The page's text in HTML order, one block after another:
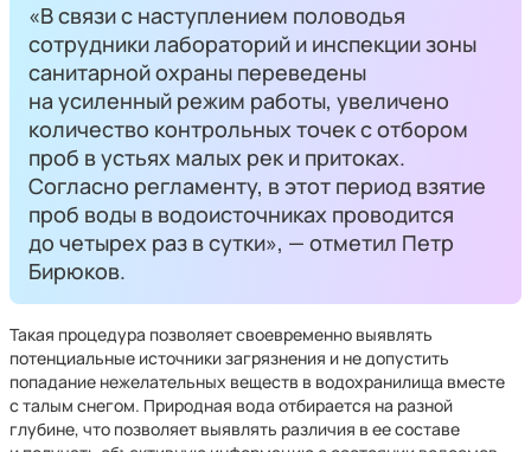
«В связи с наступлением половодья
сотрудники лабораторий и инспекции зоны
санитарной охраны переведены
на усиленный режим работы, увеличено
количество контрольных точек с отбором
проб в устьях малых рек и притоках.
Согласно регламенту, в этот период взятие
проб воды в водоисточниках проводится
до четырех раз в сутки», — отметил Петр
Бирюков.
Такая процедура позволяет своевременно выявлять
потенциальные источники загрязнения и не допустить
попадание нежелательных веществ в водохранилища вместе
с талым снегом. Природная вода отбирается на разной
глубине, что позволяет выявлять различия в ее составе